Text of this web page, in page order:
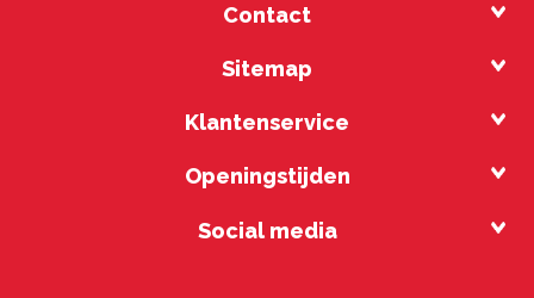
Contact
Sitemap
Klantenservice
Openingstijden
Social media